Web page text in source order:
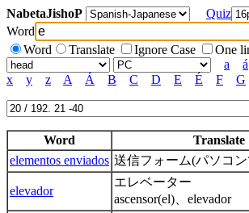
NabetaJishoP
Quiz
Word
Word
Translate Ignore Case One
a
á
x
y z A Á B C D E É F G
Word
Translate
elementos enviados 送信フォーム(パソコ
elevador
エレベーター
ascensor(el)、elevador